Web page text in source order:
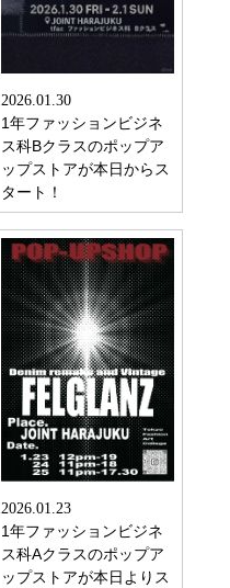
2026.01.30
1年ファッションビジネ
ス科Bクラスのポップア
ップストアが本日からス
タート！
2026.01.23
1年ファッションビジネ
ス科Aクラスのポップア
ップストアが本日よりス